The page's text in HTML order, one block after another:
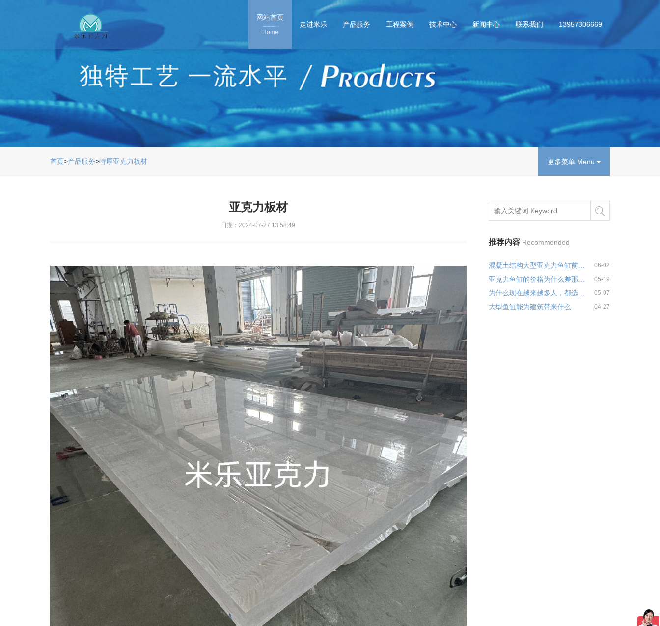
网站首页
Home
走进米乐 产品服务 工程案例 技术中心 新闻中心 联系我们 13957306669
更多菜单 Menu
首页>产品服务>特厚亚克力板材
亚克力板材
日期：2024-07-27 13:58:49
推荐内容 Recommended
混凝土结构大型亚克力鱼缸前期土建预埋注意事项 06-02
05-19
为什么现在越来越多人，都选择亚克力泳池？ 05-07
大型鱼缸能为建筑带来什么 04-27